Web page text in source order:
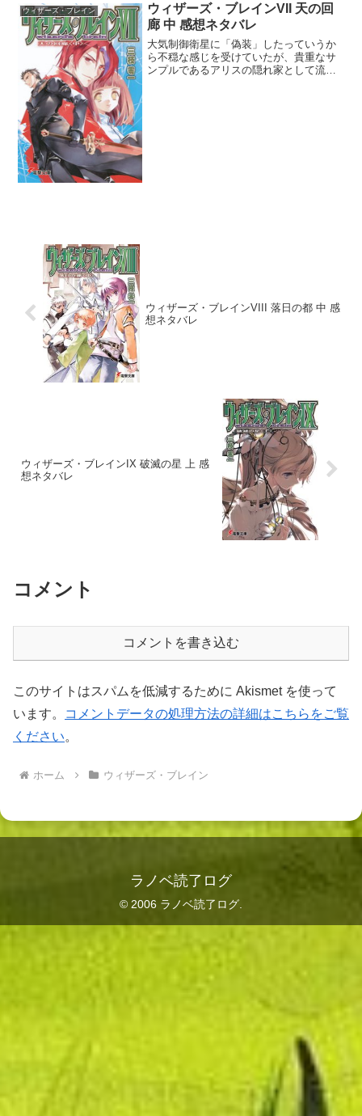
ウィザーズ・ブレイン
ウィザーズ・ブレインVII 天の回
廊 中 感想ネタバレ
大気制御衛星に「偽装」したっていうか
ら不穏な感じを受けていたが、貴重なサ
ンプルであるアリスの隠れ家として流用
ウィザーズ・ブレインVIII 落日の都 中 感
想ネタバレ
ウィザーズ・ブレインIX 破滅の星 上 感
想ネタバレ
コメント
コメントを書き込む
このサイトはスパムを低減するために Akismet を使って
います。
コメントデータの処理方法の詳細はこちらをご覧
ください。
ホーム ウィザーズ・ブレイン
ラノベ読了ログ
© 2006 ラノベ読了ログ.